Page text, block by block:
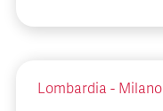
Lombardia - Milano